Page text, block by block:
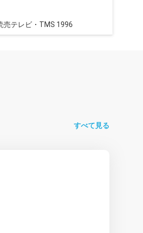
売テレビ・TMS 1996
すべて見る